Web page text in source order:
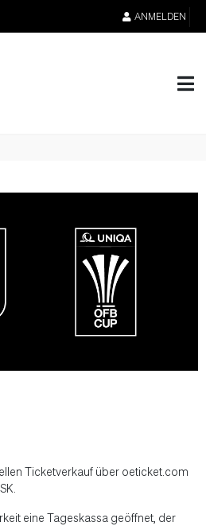
ANMELDEN
Ticketverkauf über oeticket.com
eine Tageskassa geöffnet, der